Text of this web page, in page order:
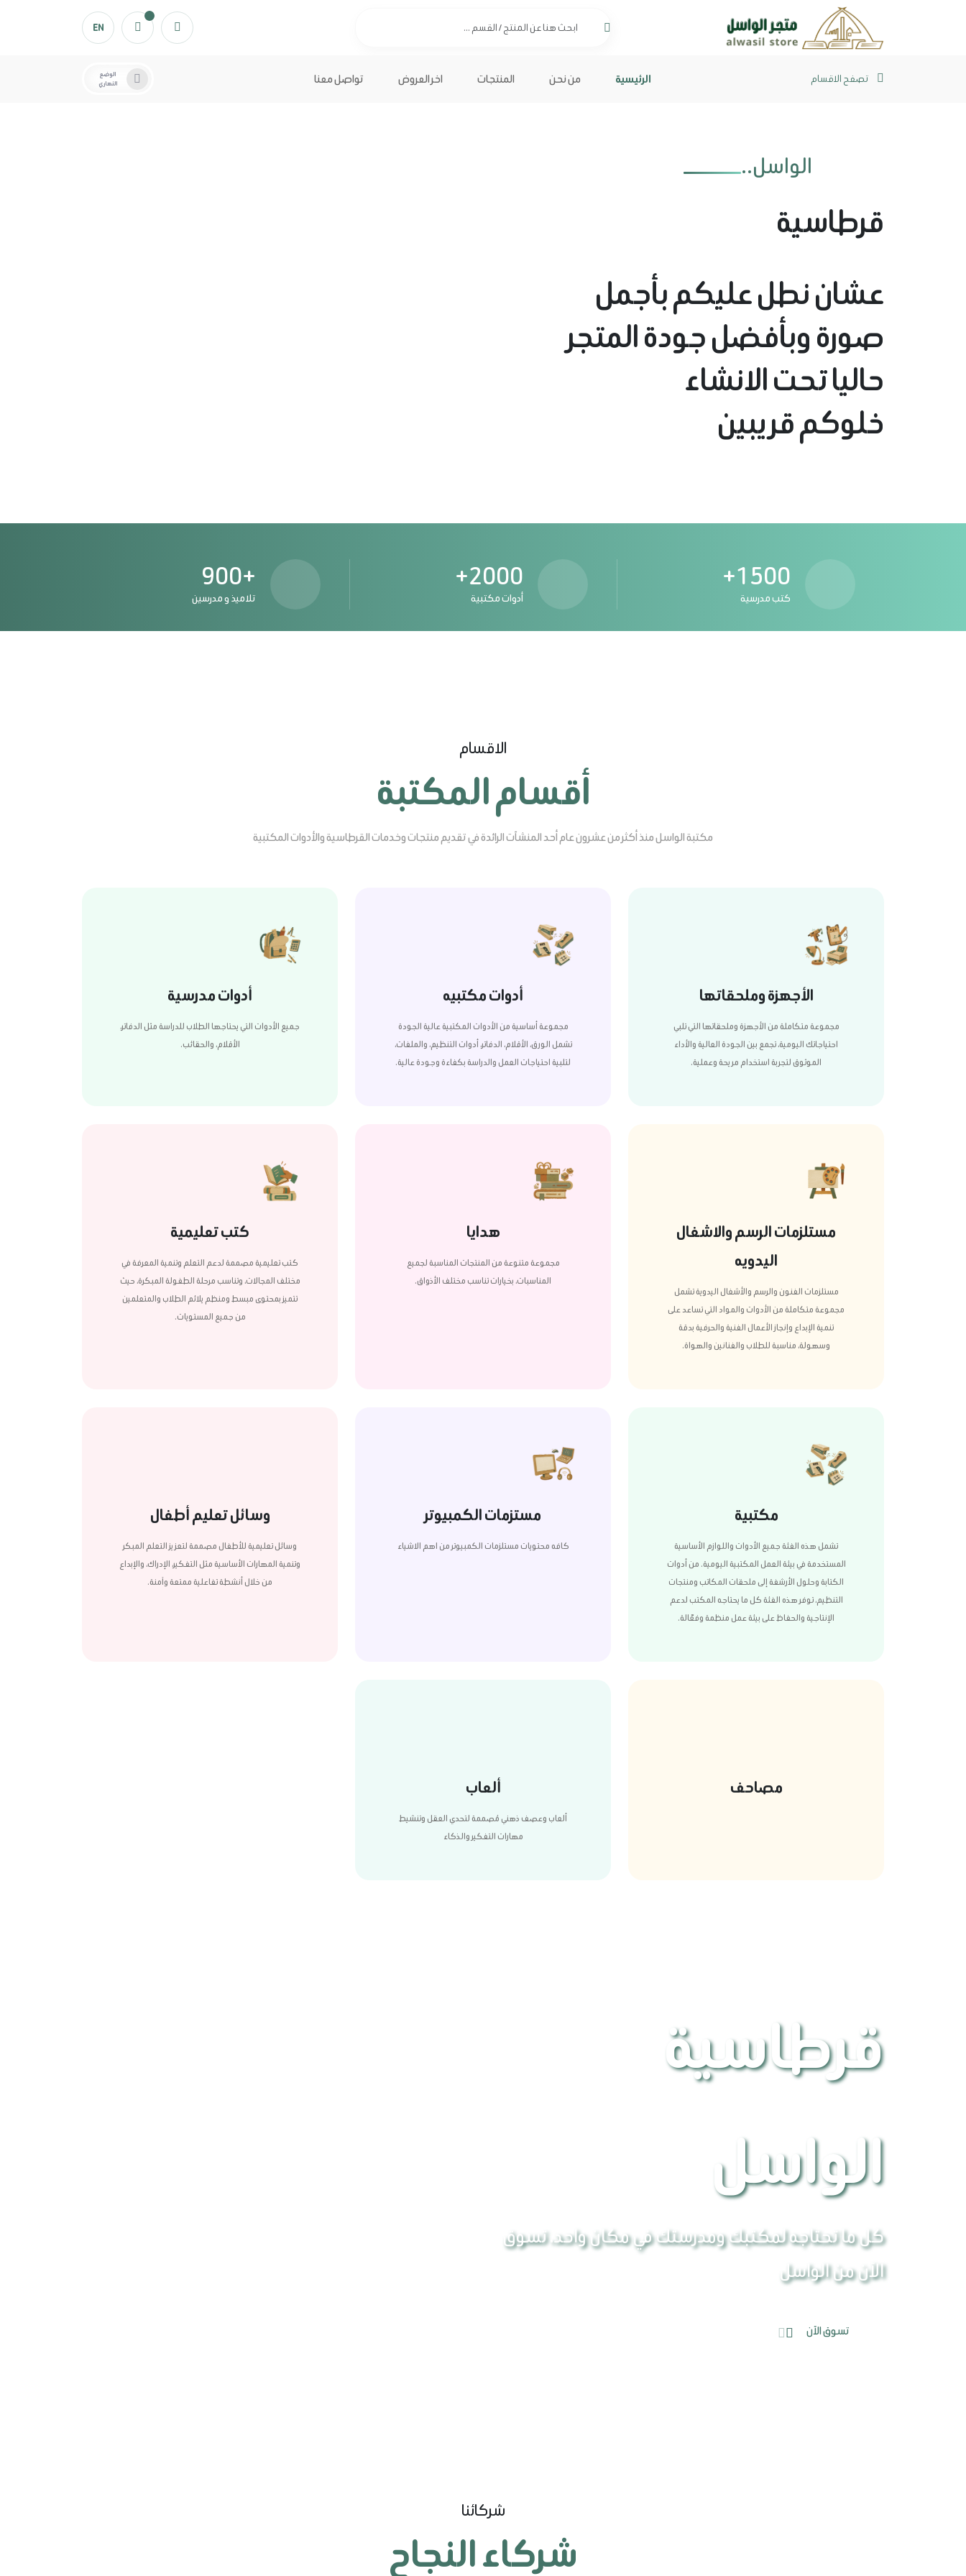
EN
تصفح الاقسام الرئيسية من نحن المنتجات اخر العروض تواصل معنا
الوضع
النهاري
الواسل..
قرطاسية
عشان نطل عليكم بأجمل
صورة وبأفضل جودة المتجر
حاليا تحت الانشاء
خلوكم قريبين
1500+
كتب مدرسية
2000+
أدوات مكتبية
+900
تلاميذ و مدرسين
الاقسام
أقسام المكتبة
مكتبة الواسل منذ أكثر من عشرون عام أحد المنشآت الرائدة في تقديم منتجات وخدمات القرطاسية والأدوات المكتبية
الأجهزة وملحقاتها
مجموعة متكاملة من الأجهزة وملحقاتها التي تلبي
احتياجاتك اليومية، تجمع بين الجودة العالية والأداء
الموثوق لتجربة استخدام مريحة وعملية.
أدوات مكتبيه
مجموعة أساسية من الأدوات المكتبية عالية الجودة
تشمل الورق، الأقلام، الدفاتر، أدوات التنظيم، والملفات،
لتلبية احتياجات العمل والدراسة بكفاءة وجودة عالية.
أدوات مدرسية
جميع الأدوات التي يحتاجها الطلاب للدراسة مثل الدفاتر،
الأقلام، والحقائب.
مستلزمات الرسم والاشغال
اليدويه
مستلزمات الفنون والرسم والأشغال اليدوية تشمل
مجموعة متكاملة من الأدوات والمواد التي تساعد على
تنمية الإبداع وإنجاز الأعمال الفنية والحرفية بدقة
وسهولة، مناسبة للطلاب والفنانين والهواة.
هدايا
مجموعة متنوعة من المنتجات المناسبة لجميع
المناسبات، بخيارات تناسب مختلف الأذواق.
كتب تعليمية
كتب تعليمية مصممة لدعم التعلم وتنمية المعرفة في
مختلف المجالات، وتناسب مرحلة الطفولة المبكرة، حيث
تتميز بمحتوى مبسط ومنظم يلائم الطلاب والمتعلمين
من جميع المستويات.
مكتبية
تشمل هذه الفئة جميع الأدوات واللوازم الأساسية
المستخدمة في بيئة العمل المكتبية اليومية. من أدوات
الكتابة وحلول الأرشفة إلى ملحقات المكاتب ومنتجات
التنظيم، توفر هذه الفئة كل ما يحتاجه المكتب لدعم
الإنتاجية والحفاظ على بيئة عمل منظمة وفعّالة.
مستزمات الكمبيوتر
كافه محتويات مستلزمات الكمبيوتر من اهم الاشياء
وسائل تعليم أطفال
وسائل تعليمية للأطفال مصممة لتعزيز التعلم المبكر
وتنمية المهارات الأساسية مثل التفكير، الإدراك، والإبداع
من خلال أنشطة تفاعلية ممتعة وآمنة.
مصاحف ألعاب
ألعاب وعصف ذهني مُصممة لتحدي العقل وتنشيط
مهارات التفكير والذكاء
قرطاسية
الواسل
كل ما تحتاجه لمكتبك ومدرستك في مكان واحد. تسوق
الآن من الواسل
تسوق الآن
شركائنا
شركاء النجاح